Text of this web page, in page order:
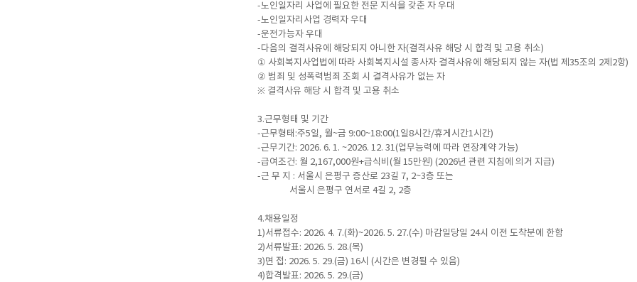
-노인일자리 사업에 필요한 전문 지식을 갖춘 자 우대
-노인일자리사업 경력자 우대
-운전가능자 우대
-다음의 결격사유에 해당되지 아니한 자(결격사유 해당 시 합격 및 고용 취소)
① 사회복지사업법에 따라 사회복지시설 종사자 결격사유에 해당되지 않는 자(법 제35조의 2제2항)
② 범죄 및 성폭력범죄 조회 시 결격사유가 없는 자
※ 결격사유 해당 시 합격 및 고용 취소
3.근무형태 및 기간
-근무형태:주5일, 월~금 9:00~18:00(1일8시간/휴게시간1시간)
-근무기간: 2026. 6. 1. ~2026. 12. 31(업무능력에 따라 연장계약 가능)
-급여조건: 월 2,167,000원+급식비(월 15만원) (2026년 관련 지침에 의거 지급)
-근 무 지 : 서울시 은평구 증산로 23길 7, 2~3층 또는
서울시 은평구 연서로 4길 2, 2층
4.채용일정
1)서류접수: 2026. 4. 7.(화)~2026. 5. 27.(수) 마감일당일 24시 이전 도착분에 한함
2)서류발표: 2026. 5. 28.(목)
3)면 접: 2026. 5. 29.(금) 16시 (시간은 변경될 수 있음)
4)합격발표: 2026. 5. 29.(금)